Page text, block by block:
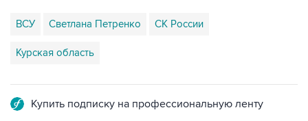
ВСУ Светлана Петренко СК России
Курская область
Купить подписку на профессиональную ленту